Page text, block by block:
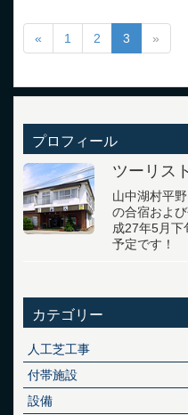
« 1 2 3 »
プロフィール
ツーリス
山中湖村平
の合宿およ
成27年5月下
予定です！
カテゴリー
人工芝工事
付帯施設
設備